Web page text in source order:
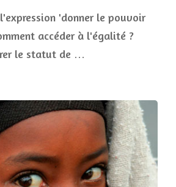
'donner le pouvoir
accéder à l'égalité ?
le statut de …